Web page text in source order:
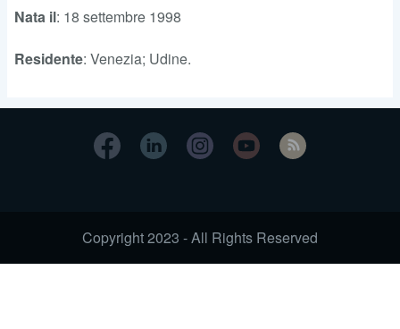
Nata il: 18 settembre 1998
Residente: Venezia; Udine.
Copyright 2023 - All Rights Reserved